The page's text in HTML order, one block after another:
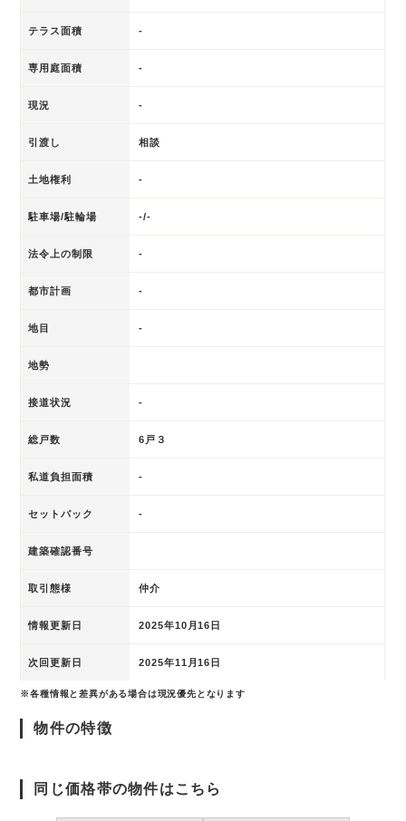
テラス面積 -
専用庭面積 -
現況 -
引渡し 相談
土地権利 -
駐車場/駐輪場 -/-
法令上の制限 -
都市計画 -
地目 -
地勢
接道状況 -
総戸数 6戸３
私道負担面積 -
セットバック -
建築確認番号
取引態様 仲介
情報更新日 2025年10月16日
次回更新日 2025年11月16日
※各種情報と差異がある場合は現況優先となります
物件の特徴
同じ価格帯の物件はこちら